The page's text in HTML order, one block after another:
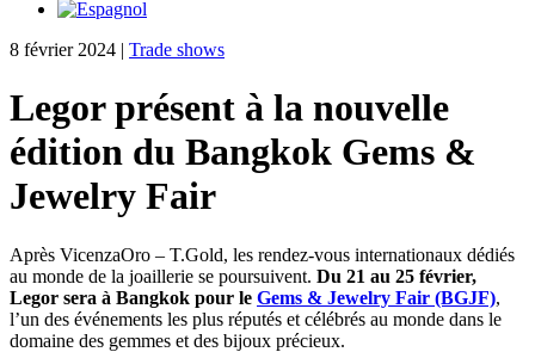
8 février 2024 | Trade shows
Legor présent à la nouvelle
édition du Bangkok Gems &
Jewelry Fair
Après VicenzaOro – T.Gold, les rendez-vous internationaux dédiés
au monde de la joaillerie se poursuivent. Du 21 au 25 février,
Legor sera à Bangkok pour le Gems & Jewelry Fair (BGJF),
l’un des événements les plus réputés et célébrés au monde dans le
domaine des gemmes et des bijoux précieux.